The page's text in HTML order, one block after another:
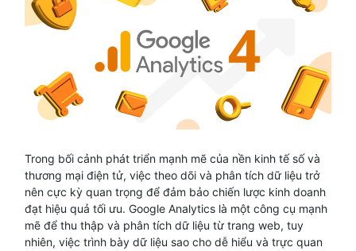
Trong bối cảnh phát triển mạnh mẽ của nền kinh tế số và
thương mại điện tử, việc theo dõi và phân tích dữ liệu trở
nên cực kỳ quan trọng để đảm bảo chiến lược kinh doanh
đạt hiệu quả tối ưu. Google Analytics là một công cụ mạnh
mẽ để thu thập và phân tích dữ liệu từ trang web, tuy
nhiên, việc trình bày dữ liệu sao cho dễ hiểu và trực quan